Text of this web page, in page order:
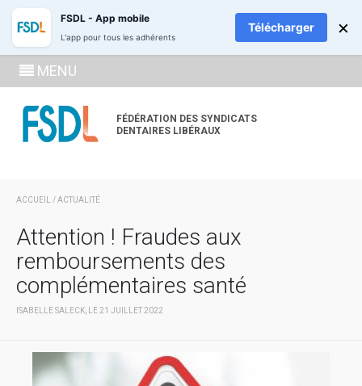
FÉDÉRATION DES SYNDICATS
DENTAIRES LIBÉRAUX
ADHÉREZ
MENU
ACCUEIL /ACTUALITÉ
Attention ! Fraudes aux
remboursements des
complémentaires santé
ISABELLE SALECK, LE 21 JUILLET 2022
FSDL - App mobile
L'app pour tous les adhérents
Télécharger ×